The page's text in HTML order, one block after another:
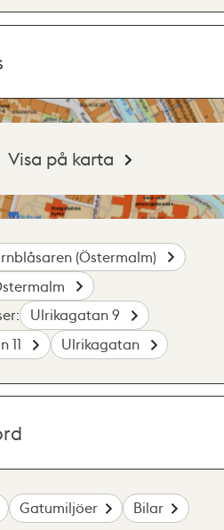
Visa på karta
(Östermalm)
Ulrikagatan 9
11
Ulrikagatan
Gatumiljöer Bilar